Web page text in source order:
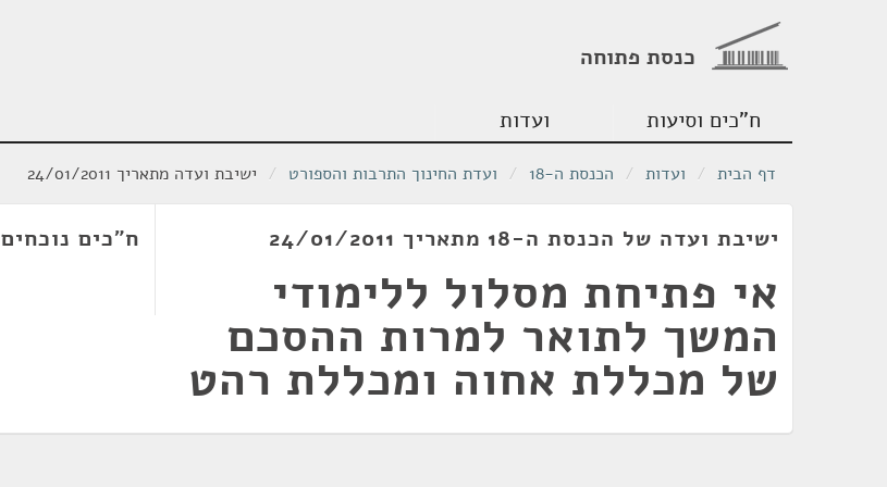
כנסת פתוחה
ח"כים וסיעות ועדות
דף הבית / ועדות / הכנסת ה-18 / ועדת החינוך התרבות והספורט / ישיבת ועדה מתאריך 24/01/2011
ישיבת ועדה של הכנסת ה-18 מתאריך 24/01/2011
אי פתיחת מסלול ללימודי
המשך לתואר למרות ההסכם
של מכללת אחוה ומכללת רהט
ח"כים נוכחים